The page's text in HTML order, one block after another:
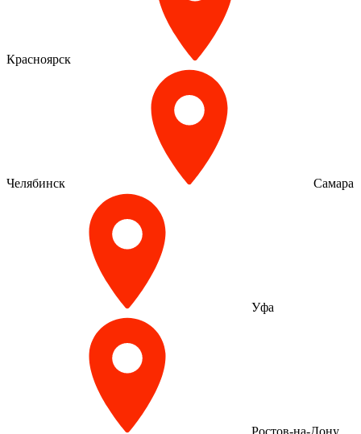
Красноярск
Челябинск Самара
Уфа
Ростов-на-Дону